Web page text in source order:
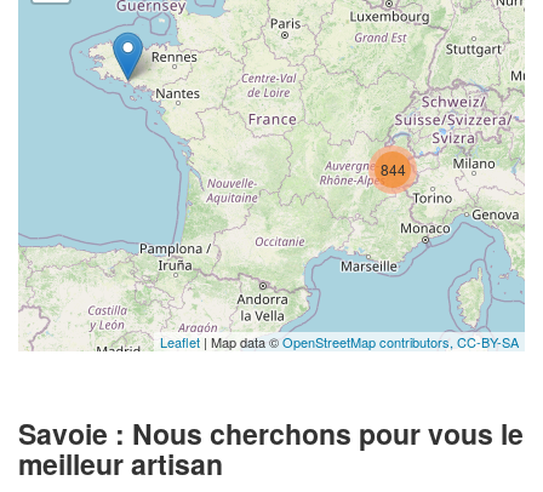
844
Leaflet | Map data ©OpenStreetMap contributors, CC-BY-SA
Savoie : Nous cherchons pour vous le
meilleur artisan